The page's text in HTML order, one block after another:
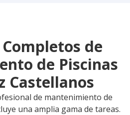
de
de Piscinas
Castellanos
de mantenimiento de
una amplia gama de tareas.